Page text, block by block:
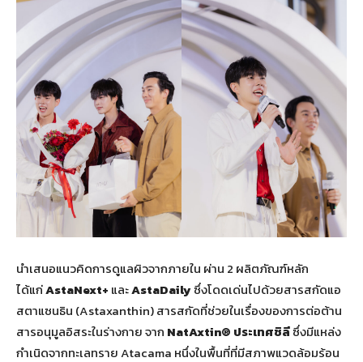
นำเสนอแนวคิดการดูแลผิวจากภายใน ผ่าน 2 ผลิตภัณฑ์หลัก
ได้แก่AstaNext+ และAstaDailyซึ่งโดดเด่นไปด้วยสารสกัดแอ
สตาแซนธิน (Astaxanthin) สารสกัดที่ช่วยในเรื่องของการต่อต้าน
สารอนุมูลอิสระในร่างกาย จาก NatAxtin® ประเทศชิลีซึ่งมีแหล่ง
กำเนิดจากทะเลทราย Atacama หนึ่งในพื้นที่ที่มีสภาพแวดล้อมร้อน